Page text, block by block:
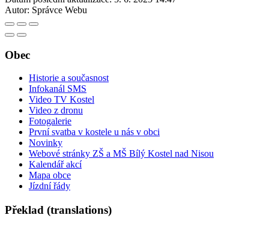
Autor: Správce Webu
Obec
Historie a současnost
Infokanál SMS
Video TV Kostel
Video z dronu
Fotogalerie
První svatba v kostele u nás v obci
Novinky
Webové stránky ZŠ a MŠ Bílý Kostel nad Nisou
Kalendář akcí
Mapa obce
Jízdní řády
Překlad (translations)